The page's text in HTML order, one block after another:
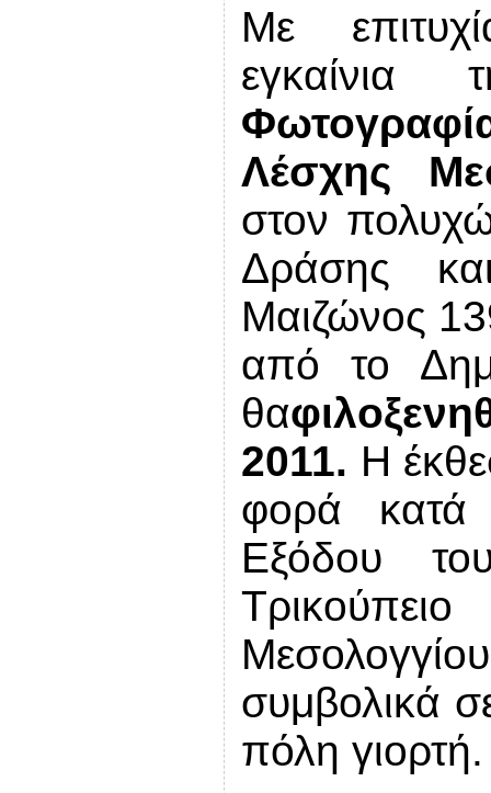
Με
Λέσχης
στον
Δράσης
Μαιζώνος
από το
θα
2011. Η
φορά κατά
Εξόδου
συμβολικά
πόλη γιορτή.